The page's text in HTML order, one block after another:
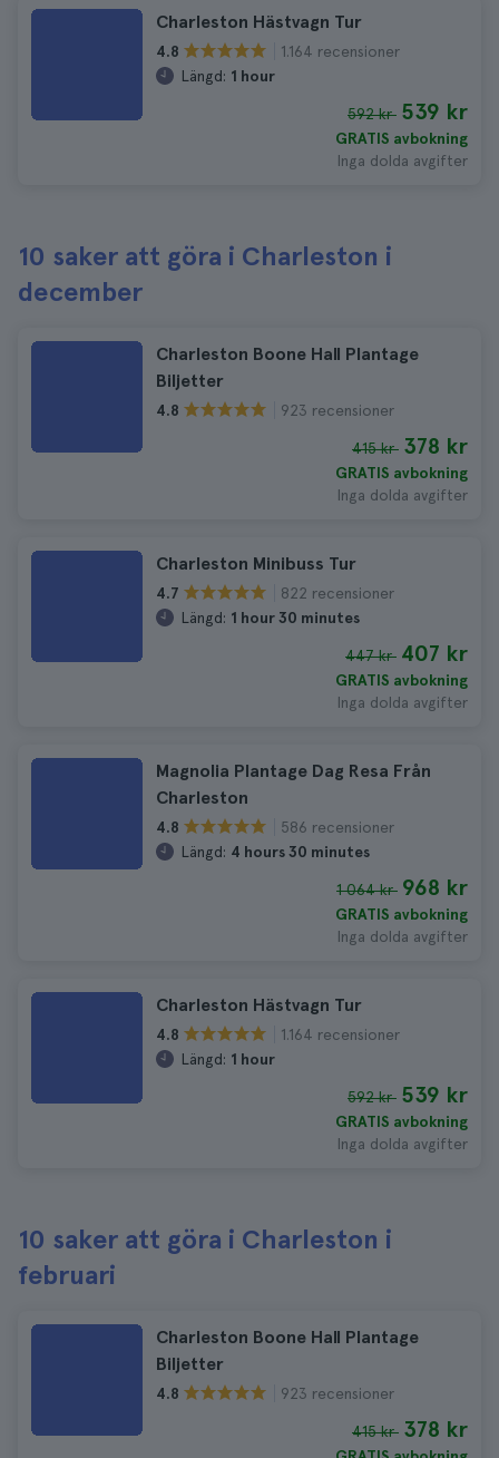
Charleston Hästvagn Tur
4.8
1.164 recensioner
Längd: 1 hour
592 kr 539 kr
GRATIS avbokning
Inga dolda avgifter
10 saker att göra i Charleston i
december
Charleston Boone Hall Plantage
Biljetter
4.8 923 recensioner
415 kr 378 kr
GRATIS avbokning
Inga dolda avgifter
Charleston Minibuss Tur
4.7
822 recensioner
Längd: 1 hour 30 minutes
447 kr 407 kr
GRATIS avbokning
Inga dolda avgifter
Magnolia Plantage Dag Resa Från
Charleston
4.8
586 recensioner
Längd: 4 hours 30 minutes
1 064 kr 968 kr
GRATIS avbokning
Inga dolda avgifter
Charleston Hästvagn Tur
4.8
1.164 recensioner
Längd: 1 hour
592 kr 539 kr
GRATIS avbokning
Inga dolda avgifter
10 saker att göra i Charleston i
februari
Charleston Boone Hall Plantage
Biljetter
4.8 923 recensioner
415 kr 378 kr